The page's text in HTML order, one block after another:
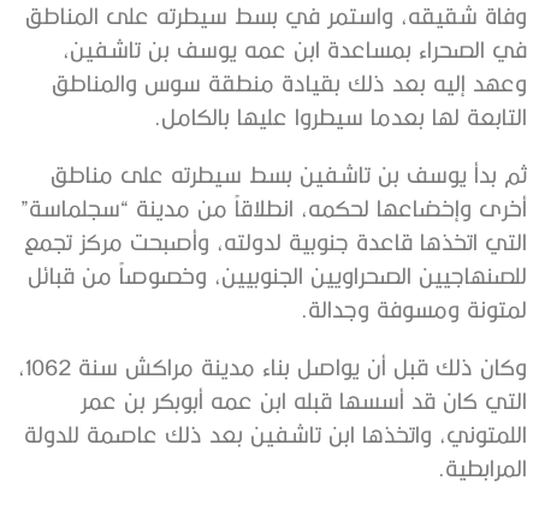
وفاة شقيقه، واستمر في بسط سيطرته على المناطق
في الصحراء بمساعدة ابن عمه يوسف بن تاشفين،
وعهد إليه بعد ذلك بقيادة منطقة سوس والمناطق
التابعة لها بعدما سيطروا عليها بالكامل.
ثم بدأ يوسف بن تاشفين بسط سيطرته على مناطق
أخرى وإخضاعها لحكمه، انطلاقاً من مدينة “سجلماسة”
التي اتخذها قاعدة جنوبية لدولته، وأصبحت مركز تجمع
للصنهاجيين الصحراويين الجنوبيين، وخصوصاً من قبائل
لمتونة ومسوفة وجدالة.
وكان ذلك قبل أن يواصل بناء مدينة مراكش سنة 1062،
التي كان قد أسسها قبله ابن عمه أبوبكر بن عمر
اللمتوني، واتخذها ابن تاشفين بعد ذلك عاصمة للدولة
المرابطية.